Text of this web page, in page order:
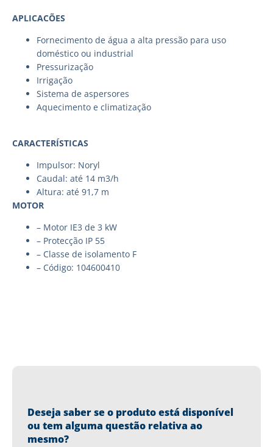
APLICACÕES
Fornecimento de água a alta pressão para uso
doméstico ou industrial
Pressurização
Irrigação
Sistema de aspersores
Aquecimento e climatização
CARACTERÍSTICAS
Impulsor: Noryl
Caudal: até 14 m3/h
Altura: até 91,7 m
MOTOR
– Motor IE3 de 3 kW
– Protecção IP 55
– Classe de isolamento F
– Código: 104600410
Deseja saber se o produto está disponível
ou tem alguma questão relativa ao
mesmo?